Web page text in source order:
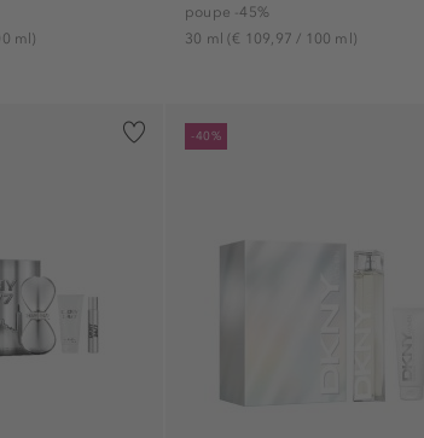
ml)
poupe -45%
30 ml(€ 109,97 / 100 ml)
-40%